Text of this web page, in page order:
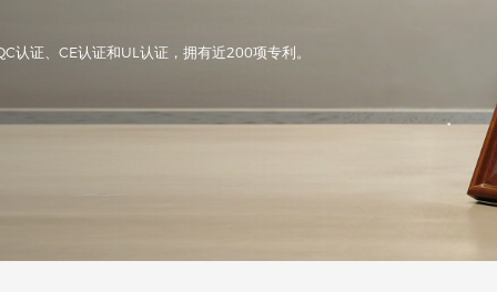
认证、CE认证和UL认证，拥有近200项专利。